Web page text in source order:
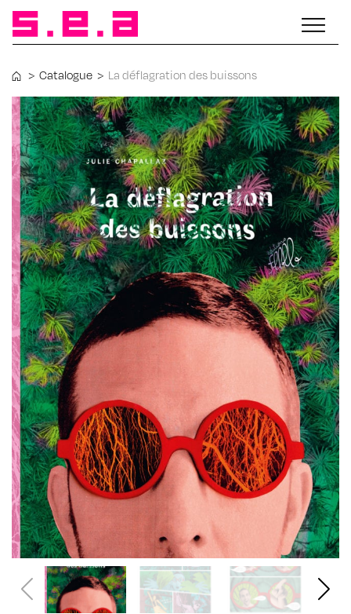
> Catalogue > La défla­gra­tion des buis­sons